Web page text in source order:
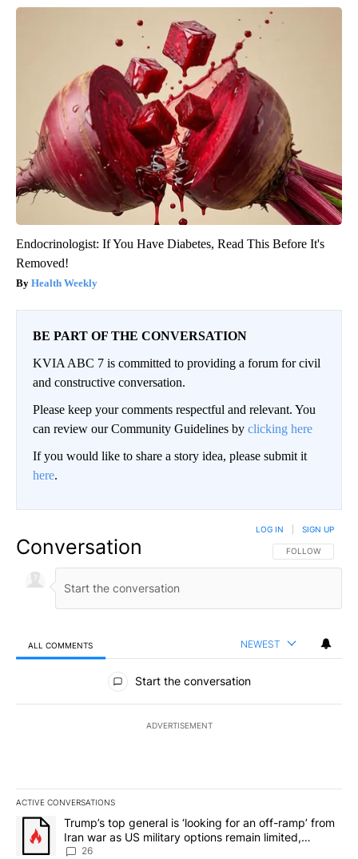
Endocrinologist: If You Have Diabetes, Read This Before It's
Removed!
Health Weekly
BE PART OF THE CONVERSATION
KVIA ABC 7 is committed to providing a forum for civil
and constructive conversation.
Please keep your comments respectful and relevant. You
can review our Community Guidelines by clicking here
If you would like to share a story idea, please submit it
here.
Conversation FOLLOW THIS
FOLLOW
LOG IN SIGN UP
ALL COMMENTS NEWEST
All Comments
Start the conversation
ADVERTISEMENT
ACTIVE CONVERSATIONS
The following is a list of the most commented articles in the last
A trending article titled "Trump’s top general is ‘looking for an
Trump’s top general is ‘looking for an off-ramp’ from
Iran war as US military options remain limited,
sources say
26